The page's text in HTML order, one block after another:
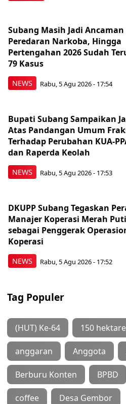
NEWS
Subang Masih Jadi Ancaman
Peredaran Narkoba, Hingga
Pertengahan 2026 Sudah
79 Kasus
Rabu, 5 Agu 2026 - 17:54
NEWS
Bupati Subang Sampaikan
Atas Pandangan Umum
Terhadap Perubahan KUA-
dan Raperda Keolah
Rabu, 5 Agu 2026 - 17:53
NEWS
DKUPP Subang Tegaskan
Manajer Koperasi Merah
sebagai Penggerak
Koperasi
Rabu, 5 Agu 2026 - 17:52
Tag Populer
(HUT) Ke-64 150
anggaran Anggota
Berburu Konten BPBD
coffee Desa Gembor